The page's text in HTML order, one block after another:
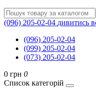
(096) 205-02-04 дивитись
(096) 205-02-04
(099) 205-02-04
(073) 205-02-04
0 грн 0
Список категорій